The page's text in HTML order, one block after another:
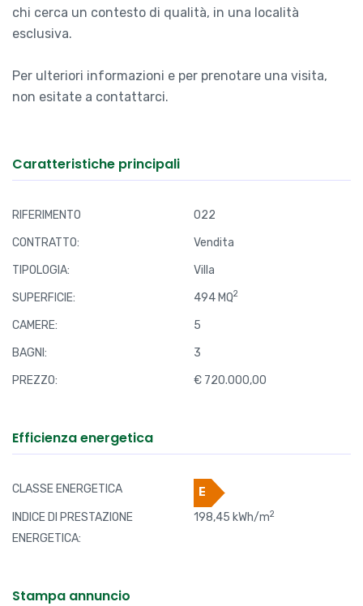
chi cerca un contesto di qualità, in una località
esclusiva.
Per ulteriori informazioni e per prenotare una visita,
non esitate a contattarci.
Caratteristiche principali
RIFERIMENTO
022
CONTRATTO:
Vendita
TIPOLOGIA:
Villa
SUPERFICIE:
494 MQ2
CAMERE:
5
BAGNI:
3
PREZZO:
€ 720.000,00
Efficienza energetica
CLASSE ENERGETICA
E
INDICE DI PRESTAZIONE
ENERGETICA:
198,45 kWh/m2
Stampa annuncio